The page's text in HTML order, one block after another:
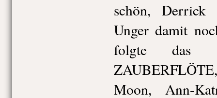
schön,
Unger damit
folgte das
Moon, Ann-